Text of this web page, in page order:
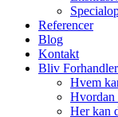
Referencer
Blog
Kontakt
Bliv Forhandler
Hvem
Hvordan
Her kan